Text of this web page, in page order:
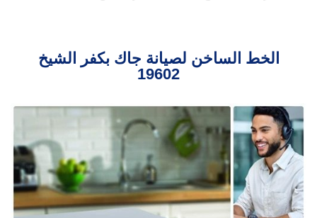
الخط الساخن لصيانة جاك بكفر الشيخ
19602